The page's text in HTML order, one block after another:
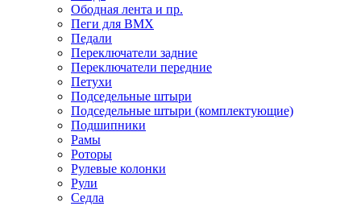
Ободная лента и пр.
Пеги для BMX
Педали
Переключатели задние
Переключатели передние
Петухи
Подседельные штыри
Подседельные штыри (комплектующие)
Подшипники
Рамы
Роторы
Рулевые колонки
Рули
Седла